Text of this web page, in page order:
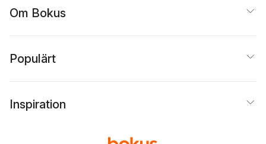
Om Bokus
Populärt
Inspiration